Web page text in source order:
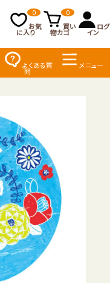
お気
に入り
0
買い
物カゴ
0
ログ
イン
よくある質
問
メニュー